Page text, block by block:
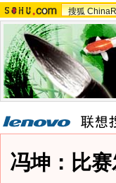
搜狐
冯坤：比